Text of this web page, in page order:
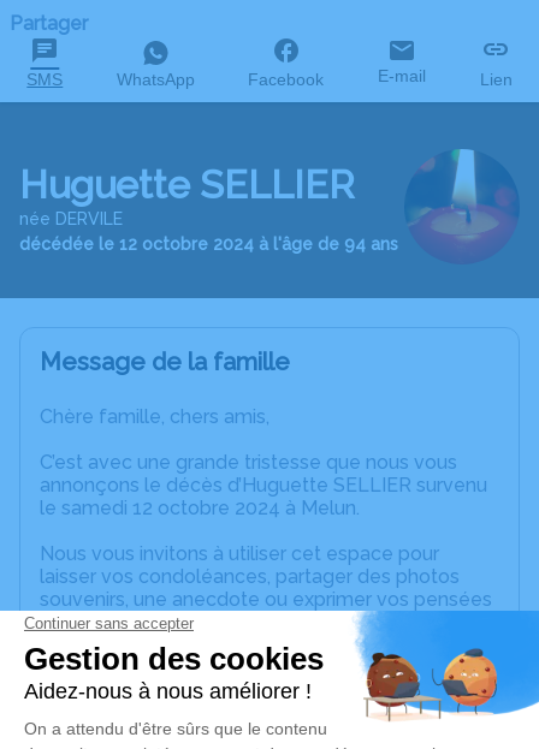
Partager
SMS WhatsApp Facebook E-mail Lien
Huguette SELLIER
née DERVILE
décédée le 12 octobre 2024 à l'âge de 94 ans
Message de la famille
Chère famille, chers amis,
C’est avec une grande tristesse que nous vous
annonçons le décès d’Huguette SELLIER survenu
le samedi 12 octobre 2024 à Melun.
Nous vous invitons à utiliser cet espace pour
laisser vos condoléances, partager des photos
souvenirs, une anecdote ou exprimer vos pensées
à travers des poèmes ou des textes. Cet endroit
est un lieu d'expression dédié à honorer la
mémoire d’Huguette SELLIER.
Un service de plantation d’arbre hommage est
disponible ici.